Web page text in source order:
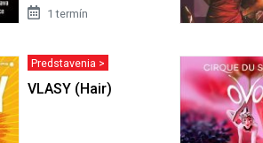
1 termín
Predstavenia >
VLASY (Hair)